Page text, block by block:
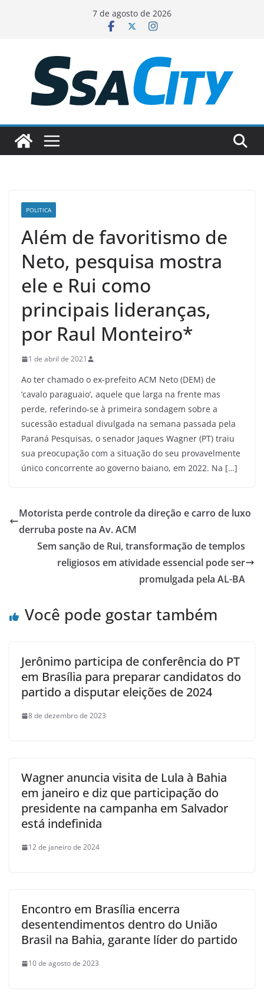
conteúdo
7 de agosto de 2026
POLITICA
Além de favoritismo de
Neto, pesquisa mostra
ele e Rui como
principais lideranças,
por Raul Monteiro*
1 de abril de 2021
Ao ter chamado o ex-prefeito ACM Neto (DEM) de
‘cavalo paraguaio’, aquele que larga na frente mas
perde, referindo-se à primeira sondagem sobre a
sucessão estadual divulgada na semana passada pela
Paraná Pesquisas, o senador Jaques Wagner (PT) traiu
sua preocupação com a situação do seu provavelmente
único concorrente ao governo baiano, em 2022. Na […]
Motorista perde controle da direção e carro de luxo
derruba poste na Av. ACM
Sem sanção de Rui, transformação de templos
religiosos em atividade essencial pode ser
promulgada pela AL-BA
Você pode gostar também
Jerônimo participa de conferência do PT
em Brasília para preparar candidatos do
partido a disputar eleições de 2024
8 de dezembro de 2023
Wagner anuncia visita de Lula à Bahia
em janeiro e diz que participação do
presidente na campanha em Salvador
está indefinida
12 de janeiro de 2024
Encontro em Brasília encerra
desentendimentos dentro do União
Brasil na Bahia, garante líder do partido
10 de agosto de 2023